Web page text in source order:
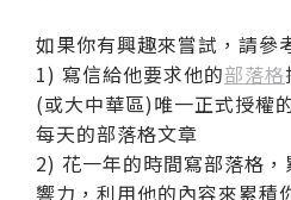
如果你有興趣來嘗試，請參
1) 寫信給他要求他的部落格
(或大中華區)唯一正式授權
每天的部落格文章
2) 花一年的時間寫部落格
響力，利用他的內容來累積